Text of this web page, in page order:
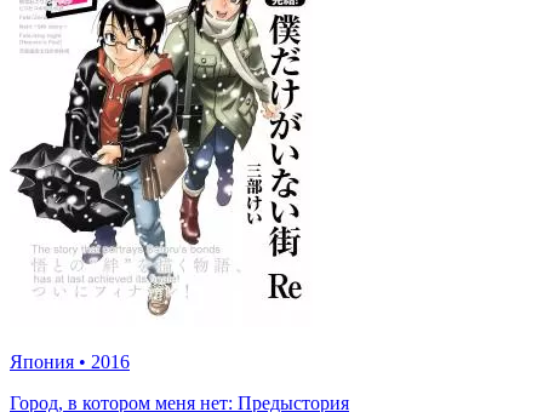
Япония • 2016
Город, в котором меня нет: Предыстория